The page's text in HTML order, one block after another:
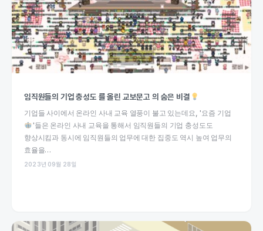
임직원들의 기업 충성도 를 올린 교보문고 의 숨은 비결
기업들 사이에서 온라인 사내 교육 열풍이 불고 있는데요, '요즘 기업
'들은 온라인 사내 교육을 통해서 임직원들의 기업 충성도도
향상시킴과 동시에 임직원들의 업무에 대한 집중도 역시 높여 업무의
효율을…
2023년 09월 28일